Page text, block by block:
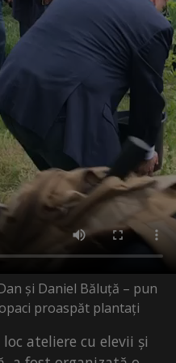
și Daniel Băluță – pun
proaspăt plantați
ateliere cu elevii și